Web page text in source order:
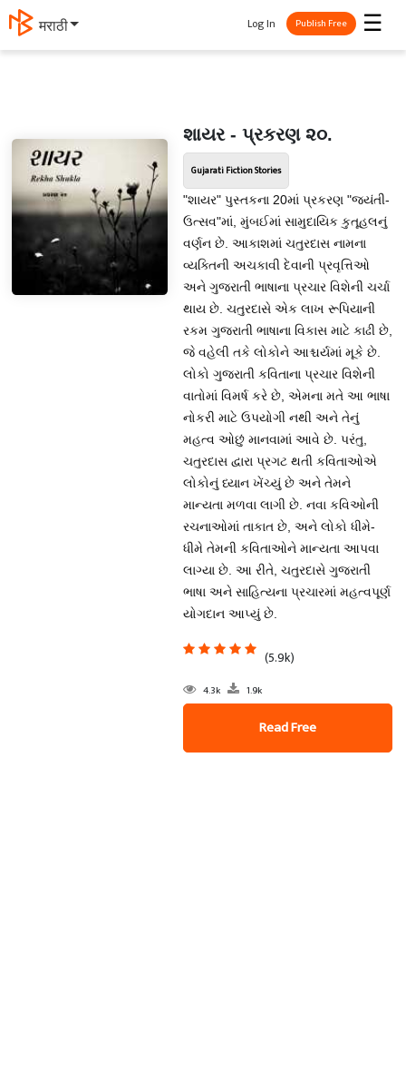
मराठी ☰
Log In Publish Free
શાયર - પ્રકરણ ૨૦.
Gujarati Fiction Stories
"શાયર" પુસ્તકના 20માં પ્રકરણ "જયંતી-
ઉત્સવ"માં, મુંબઈમાં સામુદાયિક કુતૂહલનું
વર્ણન છે. આકાશમાં ચતુરદાસ નામના
વ્યક્તિની અચકાવી દેવાની પ્રવૃત્તિઓ
અને ગુજરાતી ભાષાના પ્રચાર વિશેની ચર્ચા
થાય છે. ચતુરદાસે એક લાખ રૂપિયાની
રકમ ગુજરાતી ભાષાના વિકાસ માટે કાઢી છે,
જે વહેલી તકે લોકોને આશ્ચર્યમાં મૂકે છે.
લોકો ગુજરાતી કવિતાના પ્રચાર વિશેની
વાતોમાં વિમર્ષ કરે છે, એમના મતે આ ભાષા
નોકરી માટે ઉપયોગી નથી અને તેનું
મહત્વ ઓછું માનવામાં આવે છે. પરંતુ,
ચતુરદાસ દ્વારા પ્રગટ થતી કવિતાઓએ
લોકોનું ધ્યાન ખેંચ્યું છે અને તેમને
માન્યતા મળવા લાગી છે. નવા કવિઓની
રચનાઓમાં તાકાત છે, અને લોકો ધીમે-
ધીમે તેમની કવિતાઓને માન્યતા આપવા
લાગ્યા છે. આ રીતે, ચતુરદાસે ગુજરાતી
ભાષા અને સાહિત્યના પ્રચારમાં મહત્વપૂર્ણ
યોગદાન આપ્યું છે.
(5.9k)
4.3k 1.9k
Read Free